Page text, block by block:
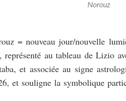
Norouz
= nouveau jour/nouvelle
au tableau de Lizio
et associée au signe
et souligne la symbolique